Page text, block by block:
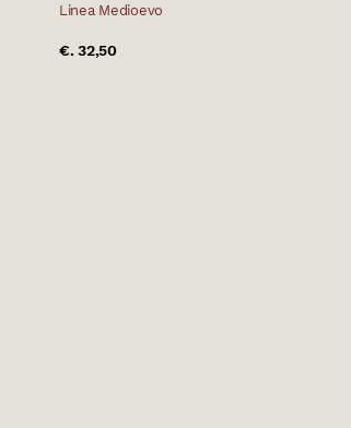
Linea Medioevo
€. 32,50